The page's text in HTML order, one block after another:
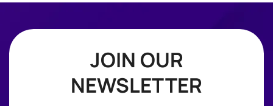
JOIN OUR
NEWSLETTER